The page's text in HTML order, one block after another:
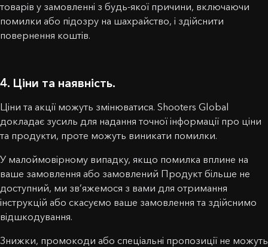
товарів у замовленні з будь-якої причини, включаючи
помилки або підозру на шахрайство, і здійснити
повернення коштів.
4. Ціни та наявність.
Ціни та акції можуть змінюватися. Shooters Global
докладає зусиль для надання точної інформації про ціни
та продукти, проте можуть виникати помилки.
У малоймовірному випадку, якщо помилка вплине на
ваше замовлення або замовлений Продукт більше не
доступний, ми зв’яжемося з вами для отримання
інструкцій або скасуємо ваше замовлення та здійснимо
відшкодування.
Знижки, промокоди або спеціальні пропозиції не можуть